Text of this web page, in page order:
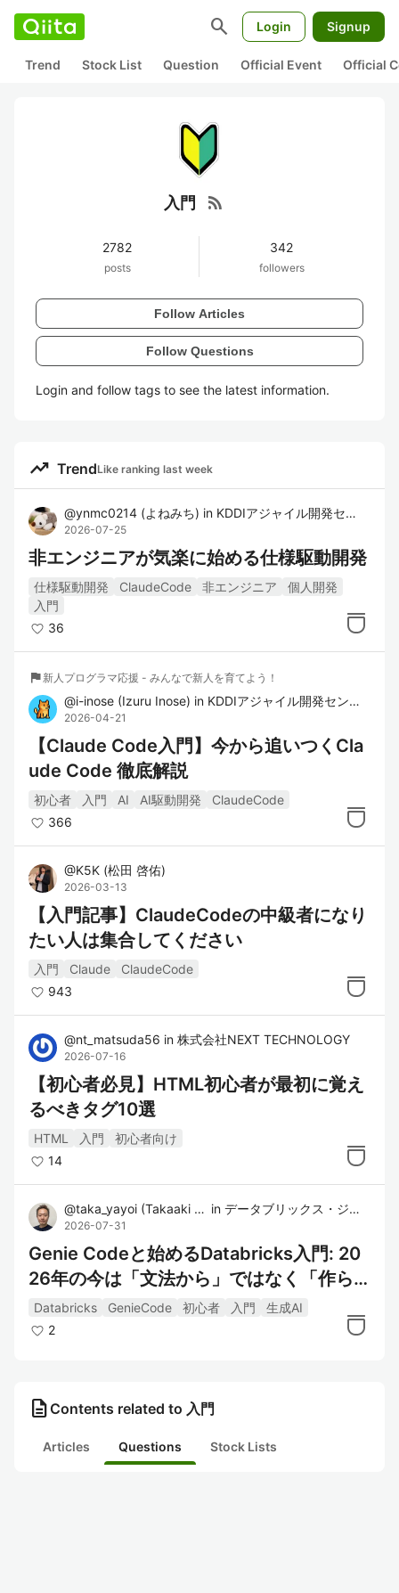
search Login Signup
Trend Stock List Question Official Event Official
入門 rss_feed
2782
posts
342
followers
Follow Articles
Follow Questions
Login and follow tags to see the latest information.
trending_up TrendLike ranking last week
@ynmc0214 (よねみち) in KDDIアジャイル開発センター株式会社
2026-07-25
非エンジニアが気楽に始める仕様駆動開発
仕様駆動開発 ClaudeCode 非エンジニア
個人開発
入門
36
flag 新人プログラマ応援 - みんなで新人を育てよう！
@i-inose (Izuru Inose) in KDDIアジャイル開発センター株式会社
2026-04-21
【Claude Code入門】今から追いつくCla
ude Code 徹底解説
初心者 入門 AI AI駆動開発
ClaudeCode
366
@K5K (松田 啓佑)
2026-03-13
【入門記事】ClaudeCodeの中級者になり
たい人は集合してください
入門 Claude
ClaudeCode
943
@nt_matsuda56 in 株式会社NEXT TECHNOLOGY
2026-07-16
【初心者必見】HTML初心者が最初に覚え
るべきタグ10選
HTML 入門
初心者向け
14
@taka_yayoi (Takaaki Yayoi )
in データブリックス・ジャパン株式会社
2026-07-31
Genie Codeと始めるDatabricks入門: 20
26年の今は「文法から」ではなく「作ら
せて読む」が最短だと思う
Databricks GenieCode 初心者 入門
生成AI
2
description Contents related to 入門
Articles Questions Stock Lists